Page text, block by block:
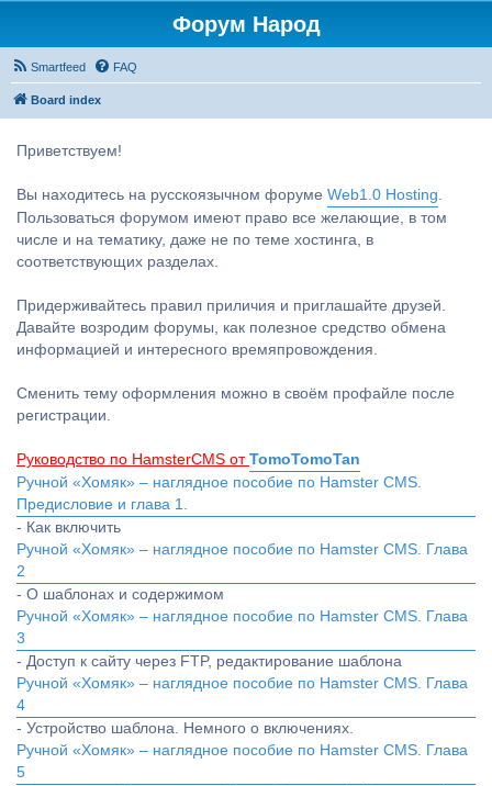
Форум Народ
Smartfeed FAQ
Board index
Приветствуем!
Вы находитесь на русскоязычном форуме Web1.0 Hosting.
Пользоваться форумом имеют право все желающие, в том
числе и на тематику, даже не по теме хостинга, в
соответствующих разделах.
Придерживайтесь правил приличия и приглашайте друзей.
Давайте возродим форумы, как полезное средство обмена
информацией и интересного времяпровождения.
Сменить тему оформления можно в своём профайле после
регистрации.
Руководство по HamsterCMS от TomoTomoTan
Ручной «Хомяк» – наглядное пособие по Hamster CMS.
Предисловие и глава 1.
- Как включить
Ручной «Хомяк» – наглядное пособие по Hamster CMS. Глава
2
- О шаблонах и содержимом
Ручной «Хомяк» – наглядное пособие по Hamster CMS. Глава
3
- Доступ к сайту через FTP, редактирование шаблона
Ручной «Хомяк» – наглядное пособие по Hamster CMS. Глава
4
- Устройство шаблона. Немного о включениях.
Ручной «Хомяк» – наглядное пособие по Hamster CMS. Глава
5